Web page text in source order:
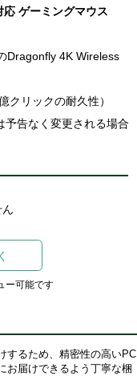
ゲーミングマウス
Dragonfly 4K Wireless
クリックの耐久性）
告なく変更される場合
ー可能です
するため、精密性の高いPC
お届けできるよう丁寧な梱